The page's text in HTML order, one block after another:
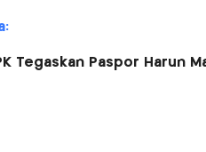
Tegaskan Paspor Harun